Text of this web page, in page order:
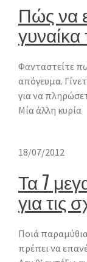
Πώς να
γυναίκα
Φανταστείτε
απόγευμα.
για να
Μία άλλη κυρία
18/07/2012
Τα 7
για τις
Ποιά
πρέπει να